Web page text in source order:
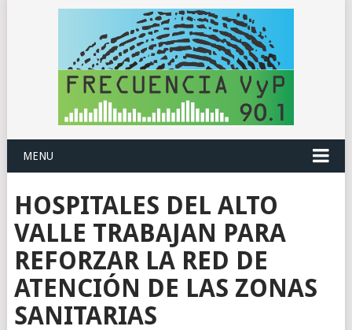
MENU
HOSPITALES DEL ALTO
VALLE TRABAJAN PARA
REFORZAR LA RED DE
ATENCIÓN DE LAS ZONAS
SANITARIAS